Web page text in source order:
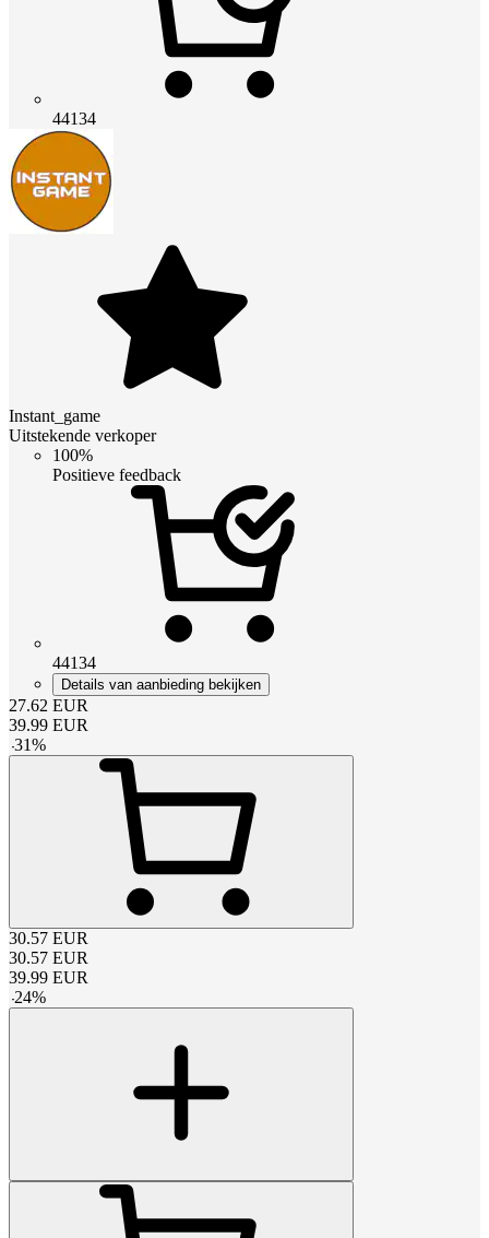
44134
Instant_game
Uitstekende verkoper
100%
Positieve feedback
44134
Details van aanbieding bekijken
27.62 EUR
39.99 EUR
-31%
30.57 EUR
30.57 EUR
39.99 EUR
-24%